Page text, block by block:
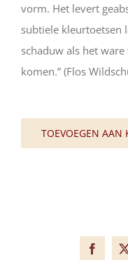
vorm. Het levert
subtiele kleurtoetsen
schaduw als het
komen.” (Flos
TOEVOEGEN AAN